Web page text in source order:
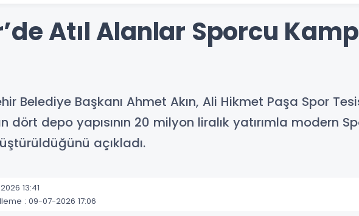
Atıl Alanlar Sporcu
Belediye Başkanı Ahmet Akın, Ali Hikmet Paşa Spor
depo yapısının 20 milyon liralık yatırımla modern
açıkladı.
13:41
: 09-07-2026 17:06